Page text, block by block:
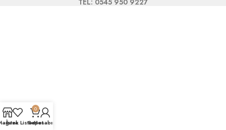
TEL: 0545 950 9227
İstek Listesi
0
Sepet
Hesabım